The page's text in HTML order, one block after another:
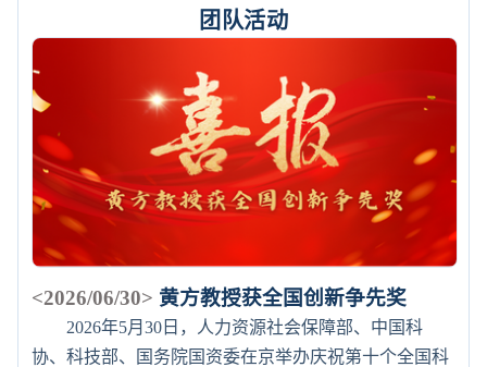
团队活动
<2026/06/30> 黄方教授获全国创新争先奖
2026年5月30日，人力资源社会保障部、中国科
协、科技部、国务院国资委在京举办庆祝第十个全国科